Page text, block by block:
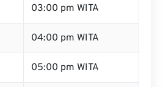
03:00 pm WITA
04:00 pm WITA
05:00 pm WITA